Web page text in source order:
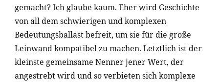
gemacht? Ich glaube kaum. Eher wird Geschichte
von all dem schwierigen und komplexen
Bedeutungsballast befreit, um sie für die große
Leinwand kompatibel zu machen. Letztlich ist der
kleinste gemeinsame Nenner jener Wert, der
angestrebt wird und so verbieten sich komplexe